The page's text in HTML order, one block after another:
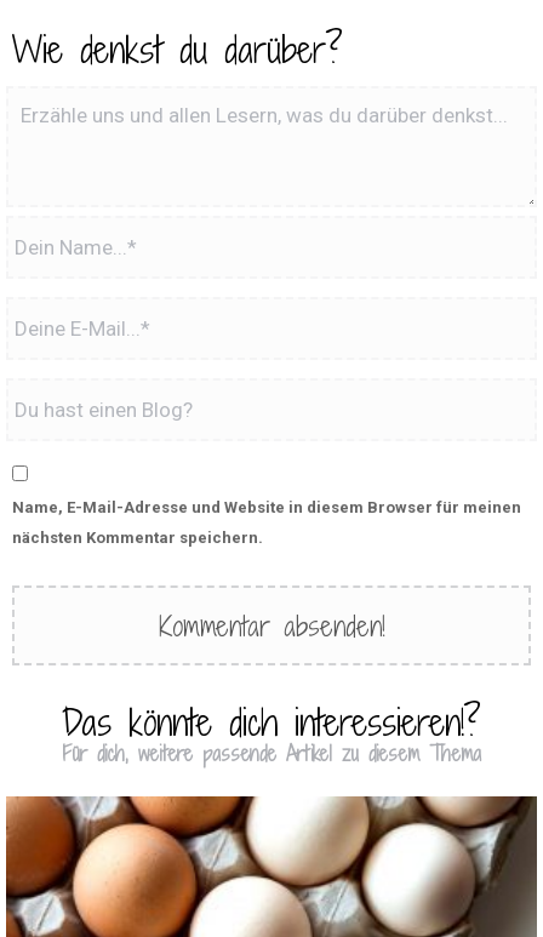
Wie denkst du darüber?
Name, E-Mail-Adresse und Website in diesem Browser für meinen
nächsten Kommentar speichern.
Das könnte dich interessieren!?
Für dich, weitere passende Artikel zu diesem Thema